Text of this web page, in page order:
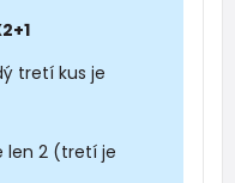
tretí kus je
len 2 (tretí je